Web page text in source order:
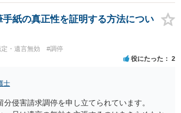
依頼する場合は、１０～数十万円程度になるケ
。 報酬体系は、弁護士ごとに異なりますので一
手紙の真正性を証明する方法につい
・遺言無効 #調停
役にたった 2
士
分侵害請求調停を申し立てられています。